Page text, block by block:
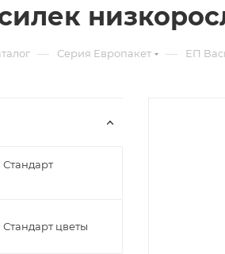
— Серия Европакет — ЕП
Стандарт
Стандарт цветы